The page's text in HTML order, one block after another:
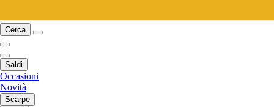
Cerca
Saldi
Occasioni
Novità
Scarpe